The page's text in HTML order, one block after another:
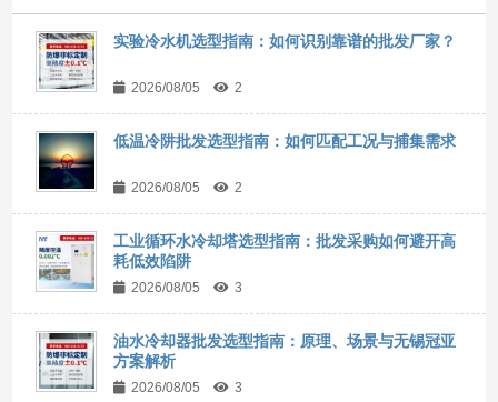
实验冷水机选型指南：如何识别靠谱的批发厂家？
2026/08/05 2
低温冷阱批发选型指南：如何匹配工况与捕集需求
2026/08/05 2
工业循环水冷却塔选型指南：批发采购如何避开高
耗低效陷阱
2026/08/05 3
油水冷却器批发选型指南：原理、场景与无锡冠亚
方案解析
2026/08/05 3